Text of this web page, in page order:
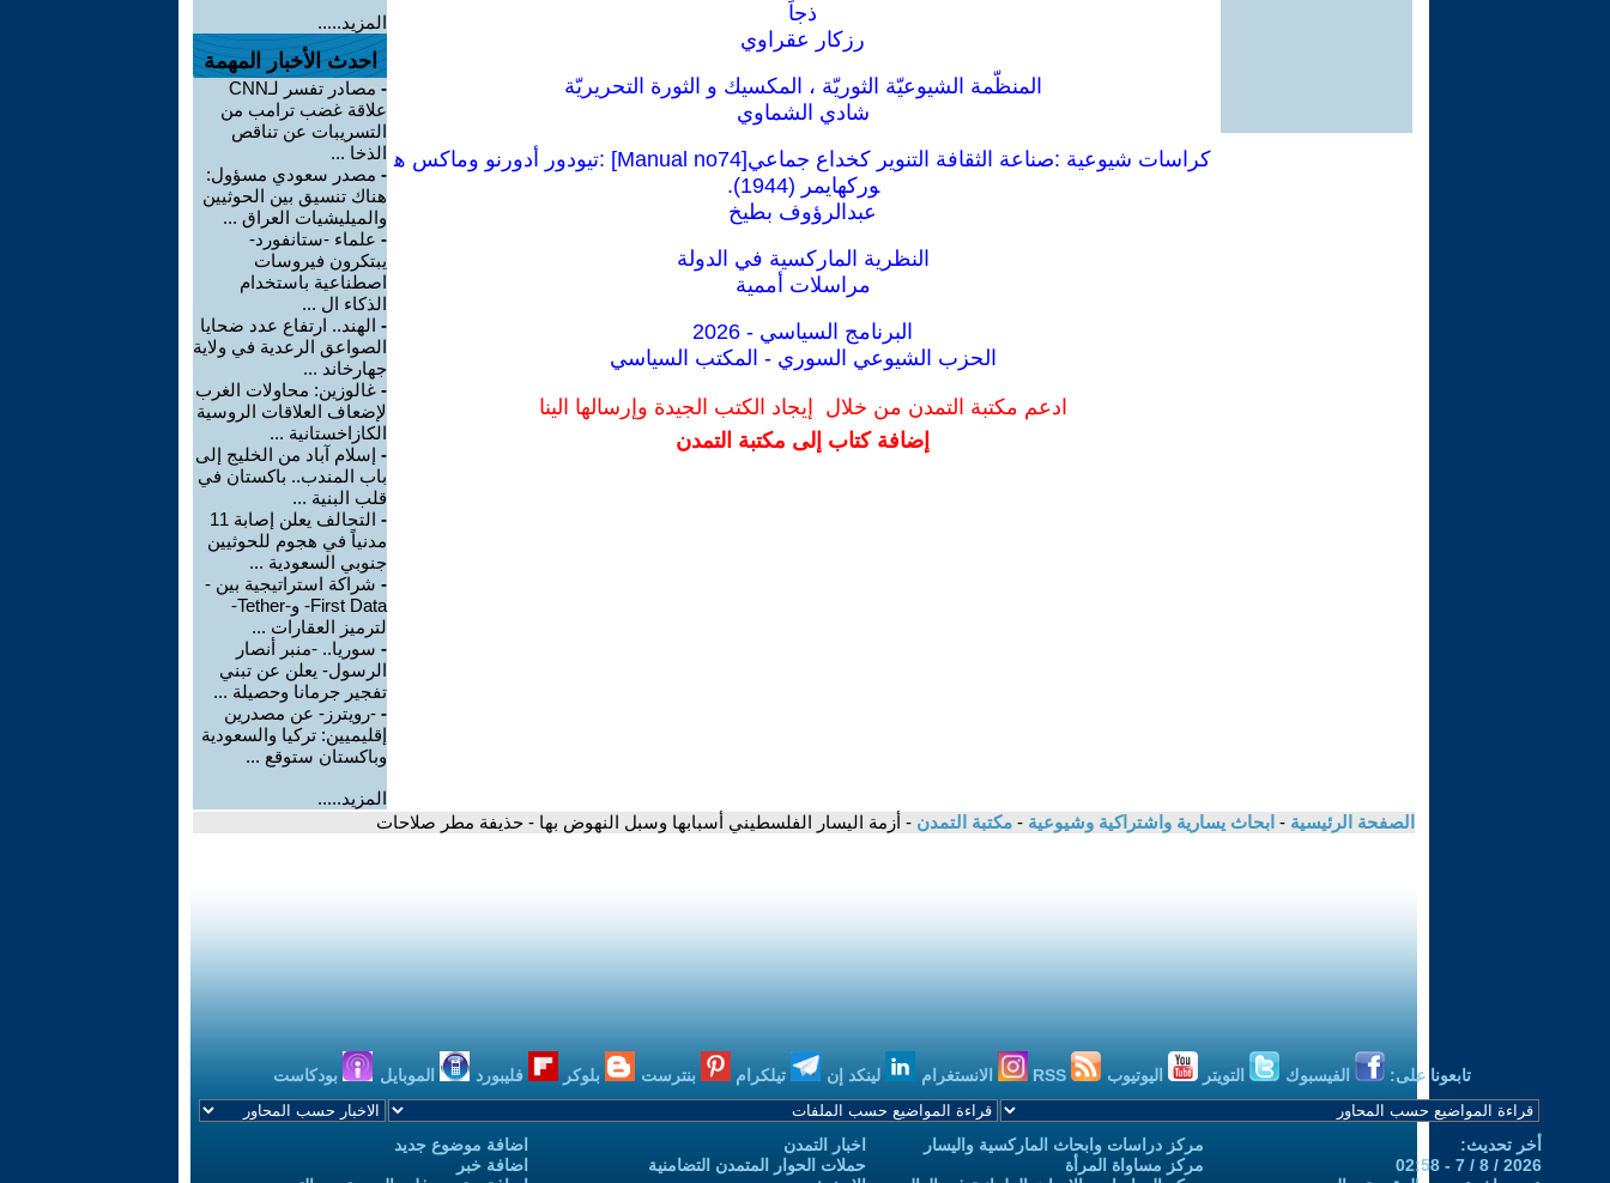
ذجاً
رزكار عقراوي
المنظّمة الشيوعيّة الثوريّة ، المكسيك و الثورة التحريريّة
شادي الشماوي
كراسات شيوعية :صناعة الثقافة التنوير كخداع جماعي[Manual no74] :تيودور أدورنو وماكس ه
وركهايمر (1944).
عبدالرؤوف بطيخ
النظرية الماركسية في الدولة
مراسلات أممية
البرنامج السياسي - 2026
الحزب الشيوعي السوري - المكتب السياسي
ادعم مكتبة التمدن من خلال إيجاد الكتب الجيدة وإرسالها الينا
إضافة كتاب إلى مكتبة التمدن
المزيد.....
احدث الأخبار المهمة
-
مصادر تفسر لـCNN
علاقة غضب ترامب من
التسريبات عن تناقص
الذخا ...
- مصدر سعودي مسؤول:
هناك تنسيق بين الحوثيين
والميليشيات العراق ...
- علماء -ستانفورد-
يبتكرون فيروسات
اصطناعية باستخدام
الذكاء ال ...
- الهند.. ارتفاع عدد ضحايا
الصواعق الرعدية في ولاية
جهارخاند ...
- غالوزين: محاولات الغرب
لإضعاف العلاقات الروسية
الكازاخستانية ...
- إسلام آباد من الخليج إلى
باب المندب.. باكستان في
قلب البنية ...
-
التحالف يعلن إصابة 11
مدنياً في هجوم للحوثيين
جنوبي السعودية ...
- شراكة استراتيجية بين -
First Data- و-Tether-
لترميز العقارات ...
- سوريا.. -منبر أنصار
الرسول- يعلن عن تبني
تفجير جرمانا وحصيلة ...
- -رويترز- عن مصدرين
إقليميين: تركيا والسعودية
وباكستان ستوقع ...
المزيد.....
الصفحة الرئيسية - ابحاث يسارية واشتراكية وشيوعية - مكتبة التمدن - أزمة اليسار الفلسطيني أسبابها وسبل النهوض بها - حذيفة مطر صلاحات
تابعونا على: الفيسبوك التويتر اليوتيوب الانستغرام لينكد إن تيلكرام بنترست بلوكر فليبورد الموبايل بودكاست
أخر تحديث:
2026 / 8 / 7 - 02:58
مركز دراسات وابحاث الماركسية واليسار
مركز مساواة المرأة
اخبار التمدن
حملات الحوار المتمدن التضامنية
اضافة موضوع جديد
اضافة خبر